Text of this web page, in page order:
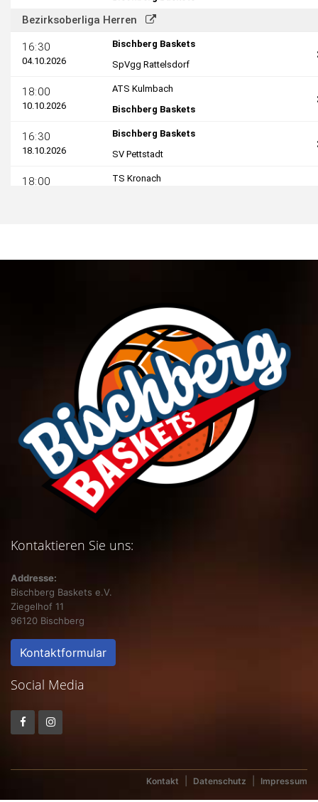
Kontaktieren Sie uns:
Addresse:
Bischberg Baskets e.V.
Ziegelhof 11
96120 Bischberg
Kontaktformular
Social Media
Kontakt Datenschutz Impressum